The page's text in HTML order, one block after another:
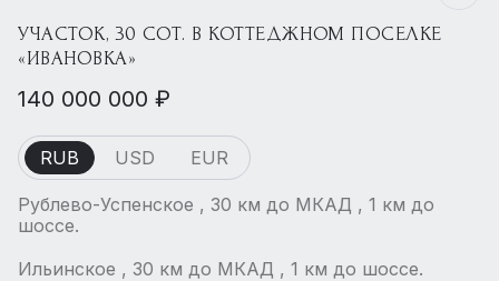
УЧАСТОК, 30 СОТ. В КОТТЕДЖНОМ ПОСЕЛКЕ
«ИВАНОВКА»
140 000 000 ₽
RUB USD EUR
Рублево-Успенское , 30 км до МКАД , 1 км до
шоссе.
Ильинское , 30 км до МКАД , 1 км до шоссе.